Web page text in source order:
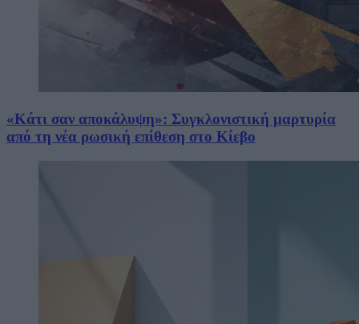
«Κάτι σαν αποκάλυψη»: Συγκλονιστική μαρτυρία
από τη νέα ρωσική επίθεση στο Κίεβο